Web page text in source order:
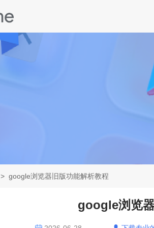
> google浏览器旧版功能解析教程
google浏览